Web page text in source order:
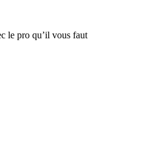
le pro qu’il vous faut